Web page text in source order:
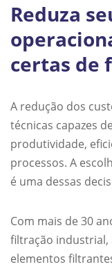
Reduza
certas de
A redução dos
técnicas capazes
produtividade,
processos. A
é uma dessas
Com mais de 30
filtração industrial,
elementos